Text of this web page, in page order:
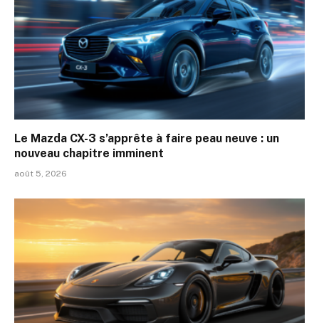
Le Mazda CX-3 s’apprête à faire peau neuve : un
nouveau chapitre imminent
août 5, 2026